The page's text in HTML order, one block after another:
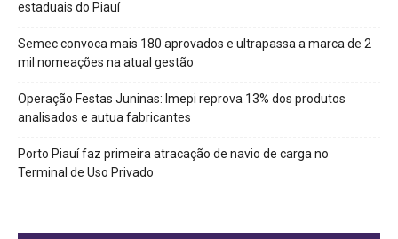
estaduais do Piauí
Semec convoca mais 180 aprovados e ultrapassa a marca de 2
mil nomeações na atual gestão
Operação Festas Juninas: Imepi reprova 13% dos produtos
analisados e autua fabricantes
Porto Piauí faz primeira atracação de navio de carga no
Terminal de Uso Privado